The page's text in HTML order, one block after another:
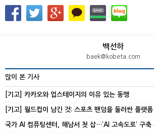
백선하
baek@kobeta.com
많이 본 기사
[기고] 카카오와 업스테이지의 이유 있는 동맹
[기고] 월드컵이 남긴 것: 스포츠 팬덤을 둘러싼 플랫
국가 AI 컴퓨팅센터, 해남서 첫 삽…‘AI 고속도로’ 구축